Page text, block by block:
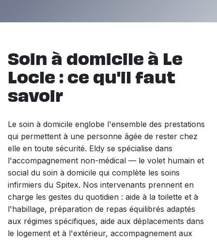
Soin à domicile à Le
Locle : ce qu'il faut
savoir
Le soin à domicile englobe l'ensemble des prestations
qui permettent à une personne âgée de rester chez
elle en toute sécurité. Eldy se spécialise dans
l'accompagnement non-médical — le volet humain et
social du soin à domicile qui complète les soins
infirmiers du Spitex. Nos intervenants prennent en
charge les gestes du quotidien : aide à la toilette et à
l'habillage, préparation de repas équilibrés adaptés
aux régimes spécifiques, aide aux déplacements dans
le logement et à l'extérieur, accompagnement aux